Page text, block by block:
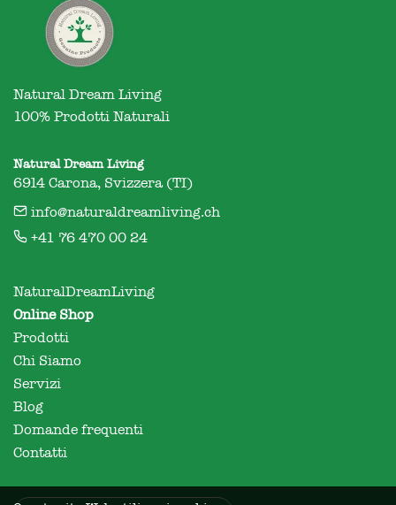
Natural Dream Living
100% Prodotti Naturali
Natural Dream Living
6914 Carona, Svizzera (TI)
info@naturaldreamliving.ch
+41 76 470 00 24
NaturalDreamLiving
Online Shop
Prodotti
Chi Siamo
Servizi
Blog
Domande frequenti
Contatti